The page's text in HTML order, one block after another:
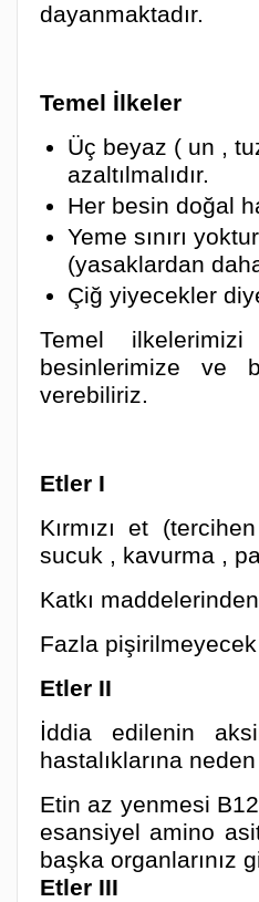
dayanmaktadır.
Temel İlkeler
Üç beyaz ( un ,
azaltılmalıdır.
Her besin doğal
Yeme sınırı
(yasaklardan
Çiğ yiyecekler
Temel
besinlerimize ve
verebiliriz.
Etler I
Kırmızı et
sucuk , kavurma ,
Katkı
Fazla
Etler II
İddia edilenin
hastalıklarına
Etin az yenmesi
esansiyel amino
başka organlarınız
Etler III